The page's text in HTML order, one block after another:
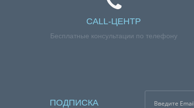
CALL-ЦЕНТР
Бесплатные консультации по телефону
ПОДПИСКА